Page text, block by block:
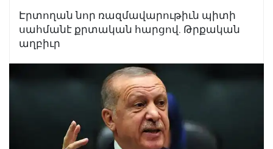
Էրտողան նոր ռազմավարութիւն պիտի
սահմանէ քրտական հարցով. Թրքական
աղբիւր